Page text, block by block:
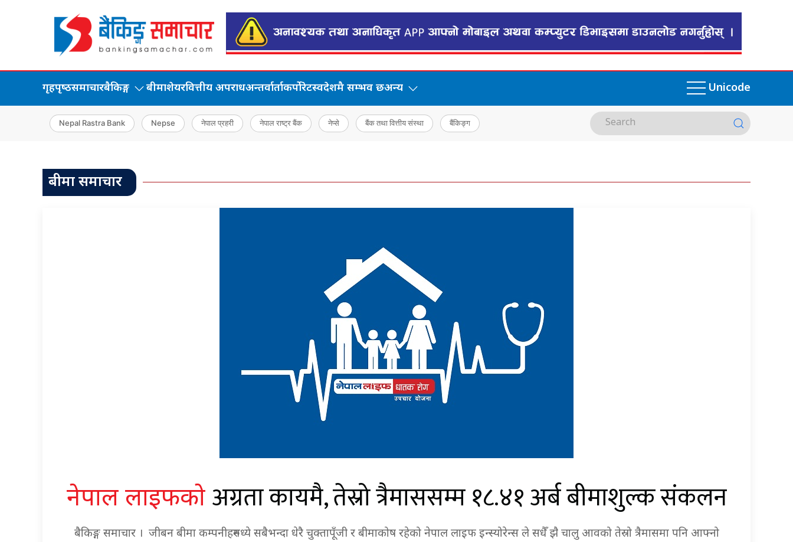
गृहपृष्‍ठसमाचारबैकिङ्ग बीमाशेयरवित्तीय अपराधअन्तर्वार्ताकर्पोरेटस्वदेशमै सम्भव छअन्य Unicode
Nepal Rastra Bank Nepse नेपाल प्रहरी नेपाल राष्ट्र बैंक नेप्से बैंक तथा वित्तीय संस्था बैंकिङ्ग
बीमा समाचार
नेपाल लाइफको अग्रता कायमै, तेस्रो त्रैमाससम्म १८.४१ अर्ब बीमाशुल्क संकलन
बैकिङ्ग समाचार । जीबन बीमा कम्पनीहरुमध्ये सबैभन्दा धेरै चुक्तापूँजी र बीमाकोष रहेको नेपाल लाइफ इन्स्योरेन्स ले सधैँ झै चालु आवको तेस्रो त्रैमासमा पनि आफ्नो